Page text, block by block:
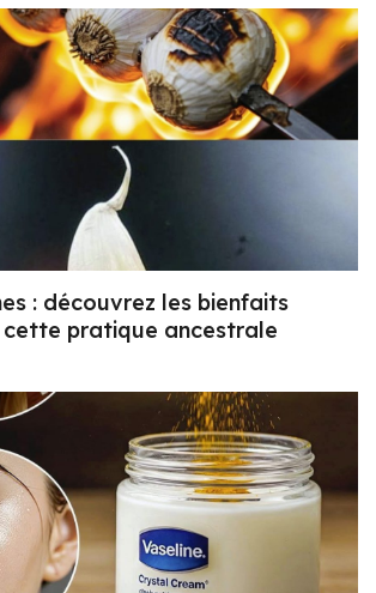
: découvrez les bienfaits
cette pratique ancestrale